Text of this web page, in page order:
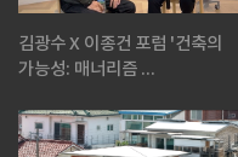
김광수 X 이종건 포럼 '건축의
가능성: 매너리즘 ...